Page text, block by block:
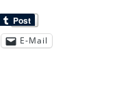
E-Mail